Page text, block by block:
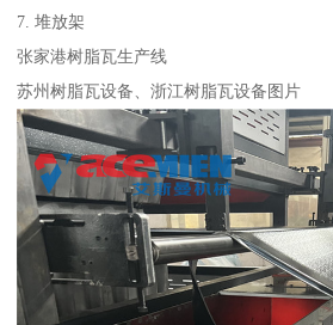
7. 堆放架​
张家港树脂瓦生产线
苏州树脂瓦设备、浙江树脂瓦设备图片